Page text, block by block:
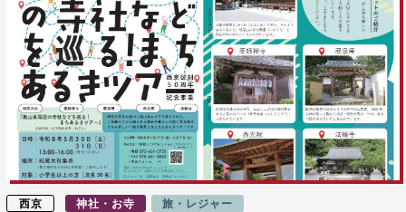
西京 神社・お寺 旅・レジャー